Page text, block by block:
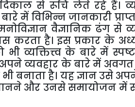
से रूचि लेते रहे हैं।
बारे में विभिन्न जानकारी प्राप्त
वैज्ञानिक ढंग से
करता है। इस प्रकार के
भी व्यक्तित्त्व के बारे में स्पष्ट
अपनेव्यवहार केबारेमें अवगत
भीबनाताहै। यहज्ञानउसे
और उनसेसमायोजन में